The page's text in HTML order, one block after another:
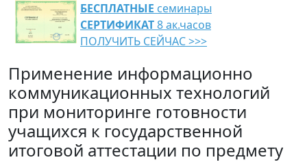
БЕСПЛАТНЫЕ семинары
СЕРТИФИКАТ8 ак.часов
ПОЛУЧИТЬ СЕЙЧАС >>>
Применение информационно
коммуникационных технологий
при мониторинге готовности
учащихся к государственной
итоговой аттестации по предмету